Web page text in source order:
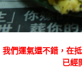
我們運氣還不錯，在
已經